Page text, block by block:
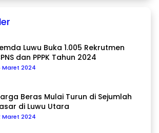
Luwu Buka 1.005 Rekrutmen
dan PPPK Tahun 2024
Maret 2024
Beras Mulai Turun di Sejumlah
di Luwu Utara
Maret 2024